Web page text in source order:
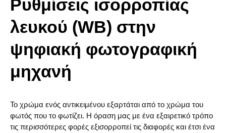
Ρυθμίσεις ισορροπίας
λευκού (WB) στην
ψηφιακή φωτογραφική
μηχανή
Το χρώμα ενός αντικειμένου εξαρτάται από το χρώμα του
φωτός που το φωτίζει. Η όραση μας με ένα εξαιρετικό τρόπο
τις περισσότερες φορές εξισορροπεί τις διαφορές και έτσι ένα